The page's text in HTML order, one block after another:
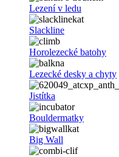
Lezení v ledu
Slackline
Horolezecké batohy
Lezecké desky a chyty
Jistítka
Bouldermatky
Big Wall